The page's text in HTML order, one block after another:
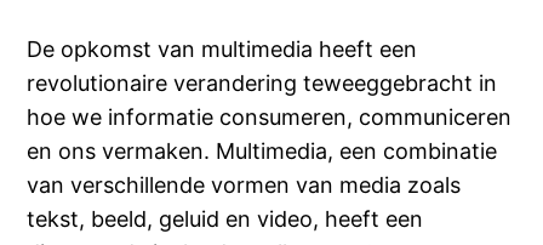
De opkomst van multimedia heeft een
revolutionaire verandering teweeggebracht in
hoe we informatie consumeren, communiceren
en ons vermaken. Multimedia, een combinatie
van verschillende vormen van media zoals
tekst, beeld, geluid en video, heeft een